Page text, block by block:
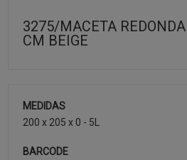
3275/MACETA
CM BEIGE
MEDIDAS
200 x 205 x 0 - 5L
BARCODE